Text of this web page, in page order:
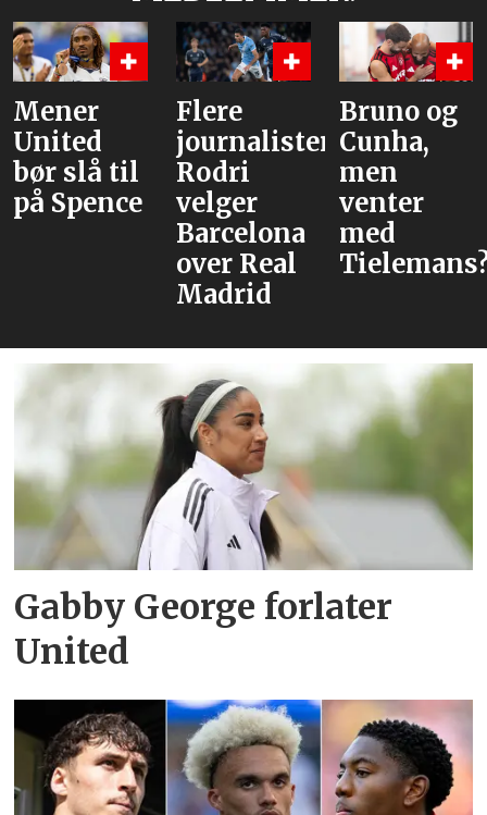
Mener
United
bør slå til
på Spence
Flere
journalister:
Rodri
velger
Barcelona
over Real
Madrid
Bruno og
Cunha,
men
venter
med
Gabby George forlater
United